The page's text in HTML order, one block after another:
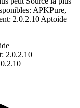
APKPure,
2.0.2.10 Aptoide
2.0.2.10